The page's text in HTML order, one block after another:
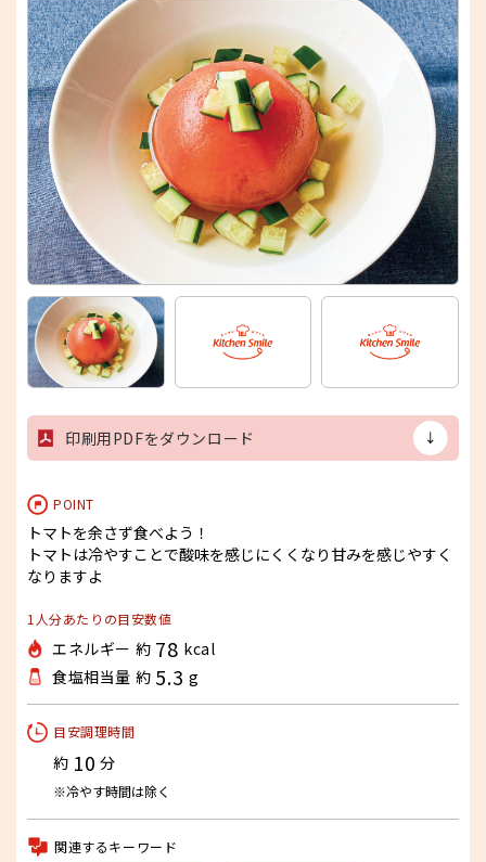
印刷用PDFをダウンロード
POINT
トマトを余さず食べよう！
トマトは冷やすことで酸味を感じにくくなり甘みを感じやすく
なりますよ
1人分あたりの目安数値
エネルギー 約 78 kcal
食塩相当量 約 5.3 g
目安調理時間
約 10 分
※冷やす時間は除く
関連するキーワード